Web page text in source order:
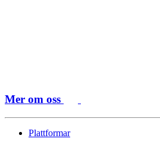
Mer om oss
Plattformar